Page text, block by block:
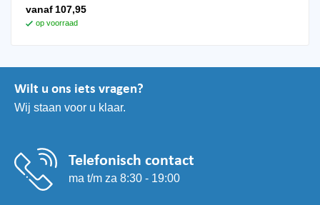
vanaf 107,95
op voorraad
gekozen
worden
productpagina
Wilt u ons iets vragen?
Wij staan voor u klaar.
Telefonisch contact
ma t/m za 8:30 - 19:00